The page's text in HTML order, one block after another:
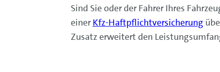
Sind Sie oder der Fahrer Ihres
einer Kfz-Haftpflichtversicherung
Zusatz erweitert den